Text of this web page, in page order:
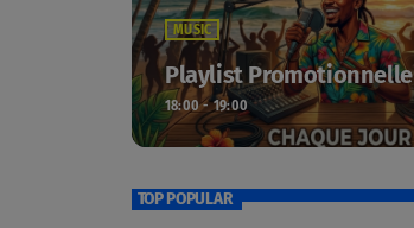
MUSIC
Playlist Promotionnelle
18:00 - 19:00
TOP POPULAR